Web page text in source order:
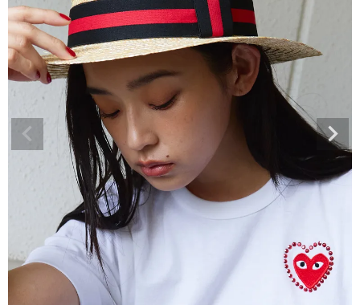
NEW IN
CATEGORY
BRAND
OUTLET
COMING SOON
TOPICS